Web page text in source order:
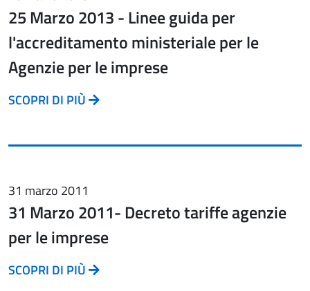
25 Marzo 2013 - Linee guida per
l'accreditamento ministeriale per le
Agenzie per le imprese
SCOPRI DI PIÙ
31 marzo 2011
31 Marzo 2011- Decreto tariffe agenzie
per le imprese
SCOPRI DI PIÙ